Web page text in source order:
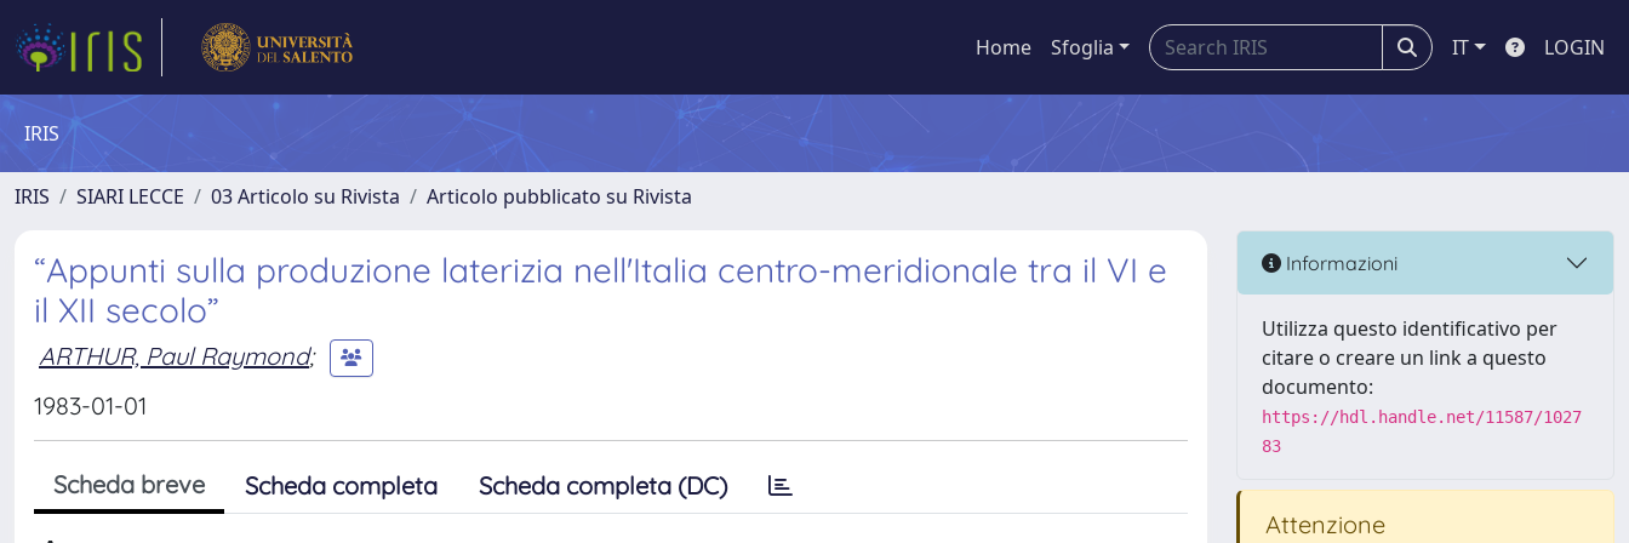
Home Sfoglia IT LOGIN
IRIS
IRIS SIARI LECCE 03 Articolo su Rivista Articolo pubblicato su Rivista
“Appunti sulla produzione laterizia nell'Italia centro-meridionale tra il VI e
il XII secolo”
ARTHUR, Paul Raymond;
1983-01-01
Scheda breve Scheda completa Scheda completa (DC)
Informazioni
Utilizza questo identificativo per
citare o creare un link a questo
documento:
https://hdl.handle.net/11587/1027
83
Attenzione